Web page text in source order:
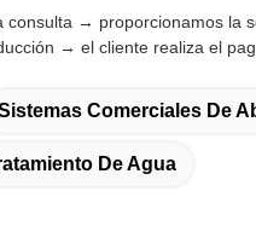
consulta → proporcionamos
→ el cliente realiza el
Comerciales De
De Agua